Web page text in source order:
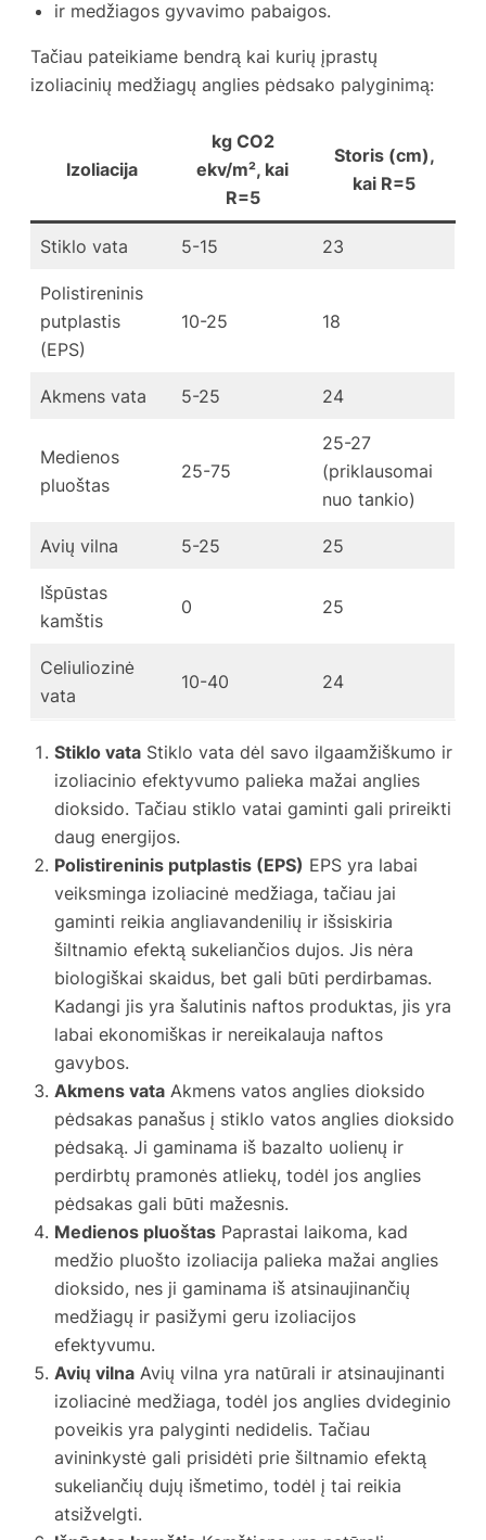
ir medžiagos gyvavimo pabaigos.
Tačiau pateikiame bendrą kai kurių įprastų
izoliacinių medžiagų anglies pėdsako palyginimą:
Izoliacija
kg CO2
ekv/m², kai
R=5
Storis (cm),
kai R=5
Stiklo vata 5-15 23
Polistireninis
putplastis
(EPS)
10-25 18
Akmens vata 5-25 24
Medienos
pluoštas
25-75
25-27
(priklausomai
nuo tankio)
Avių vilna 5-25 25
Išpūstas
kamštis
0 25
Celiuliozinė
vata
10-40 24
Stiklo vata Stiklo vata dėl savo ilgaamžiškumo ir
izoliacinio efektyvumo palieka mažai anglies
dioksido. Tačiau stiklo vatai gaminti gali prireikti
daug energijos.
Polistireninis putplastis (EPS) EPS yra labai
veiksminga izoliacinė medžiaga, tačiau jai
gaminti reikia angliavandenilių ir išsiskiria
šiltnamio efektą sukeliančios dujos. Jis nėra
biologiškai skaidus, bet gali būti perdirbamas.
Kadangi jis yra šalutinis naftos produktas, jis yra
labai ekonomiškas ir nereikalauja naftos
gavybos.
Akmens vata Akmens vatos anglies dioksido
pėdsakas panašus į stiklo vatos anglies dioksido
pėdsaką. Ji gaminama iš bazalto uolienų ir
perdirbtų pramonės atliekų, todėl jos anglies
pėdsakas gali būti mažesnis.
Medienos pluoštas Paprastai laikoma, kad
medžio pluošto izoliacija palieka mažai anglies
dioksido, nes ji gaminama iš atsinaujinančių
medžiagų ir pasižymi geru izoliacijos
efektyvumu.
Avių vilna Avių vilna yra natūrali ir atsinaujinanti
izoliacinė medžiaga, todėl jos anglies dvideginio
poveikis yra palyginti nedidelis. Tačiau
avininkystė gali prisidėti prie šiltnamio efektą
sukeliančių dujų išmetimo, todėl į tai reikia
atsižvelgti.